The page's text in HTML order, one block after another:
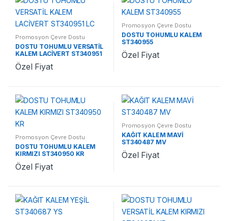
Promosyon Çevre Dostu
Kalemler ,Promosyon Kalemler
DOSTU TOHUMLU VERSATİL
KALEM LACİVERT ST340951
LC
Özel Fiyat
Promosyon Çevre Dostu
Kalemler ,Promosyon Kalemler
DOSTU TOHUMLU KALEM
ST340955
Özel Fiyat
Promosyon Çevre Dostu
Kalemler, Promosyon Kalemler
DOSTU TOHUMLU KALEM
KIRMIZI ST340950 KR
Özel Fiyat
Promosyon Çevre Dostu
Kalemler, Promosyon Kalemler
KAĞIT KALEM MAVİ
ST340487 MV
Özel Fiyat